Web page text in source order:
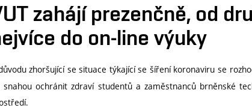
zahájí prezenčně, od
do on-line výuky
zhoršující se situace týkající se šíření koronaviru se
snahou ochránit zdraví studentů a zaměstnanců brněnské